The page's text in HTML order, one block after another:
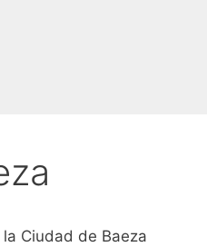
Ciudad de Baeza